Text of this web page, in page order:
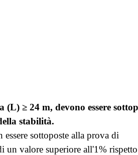
≥ 24 m, devono essere
stabilità.
sottoposte alla prova di
un valore superiore all'1%